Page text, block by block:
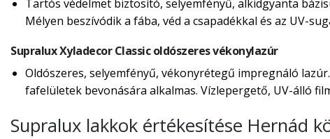
Tartós védelmet biztosító, selyemfényű, alkidgyanta
Mélyen beszívódik a fába, véd a csapadékkal és az UV-
Supralux Xyladecor Classic oldószeres vékonylazúr
Oldószeres, selyemfényű, vékonyrétegű impregnáló
fafelületek bevonására alkalmas. Vízlepergető, UV-álló
Supralux lakkok értékesítése Hernád